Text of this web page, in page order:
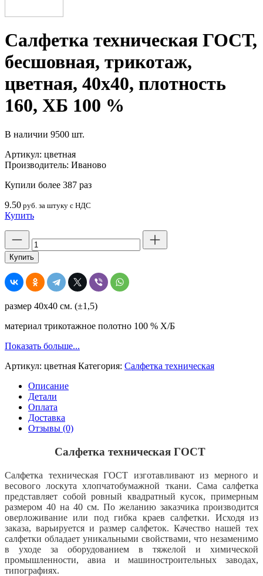
Салфетка техническая ГОСТ,
бесшовная, трикотаж,
цветная, 40х40, плотность
160, ХБ 100 %
В наличии 9500 шт.
Артикул: цветная
Производитель: Иваново
Купили более 387 раз
9.50 руб. за штуку с НДС
Купить
товара
Салфетка
техническая
ГОСТ,
бесшовная,
цветная,
плотность
160,
ХБ
%
Купить
размер 40х40 см. (±1,5)
материал трикотажное полотно 100 % Х/Б
Показать больше...
Артикул: цветная Категория: Салфетка техническая
Описание
Детали
Оплата
Доставка
Отзывы (0)
Салфетка техническая ГОСТ
Салфетка техническая ГОСТ изготавливают из мерного и
весового лоскута хлопчатобумажной ткани. Сама салфетка
представляет собой ровный квадратный кусок, примерным
размером 40 на 40 см. По желанию заказчика производится
оверложивание или под гибка краев салфетки. Исходя из
заказа, варьируется и размер салфеток. Качество нашей тех
салфетки обладает уникальными свойствами, что незаменимо
в уходе за оборудованием в тяжелой и химической
промышленности, авиа и машиностроительных заводах,
типографиях.